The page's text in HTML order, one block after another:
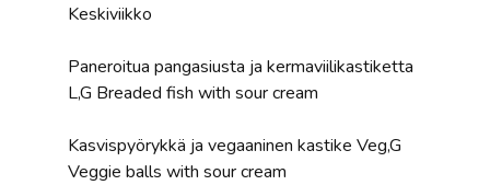
Keskiviikko
Paneroitua pangasiusta ja kermaviilikastiketta
L,G Breaded fish with sour cream
Kasvispyörykkä ja vegaaninen kastike Veg,G
Veggie balls with sour cream